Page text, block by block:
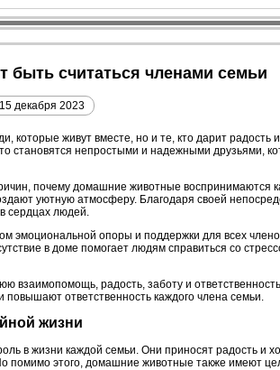
быть считаться членами семьи
15 декабря 2023
которые живут вместе, но и те, кто дарит
становятся непростыми и надежными друзьями,
почему домашние животные воспринимаются
уютную атмосферу. Благодаря своей
сердцах людей.
эмоциональной опоры и поддержки для всех
в доме помогает людям справиться со
взаимопомощь, радость, заботу и
ответственность каждого члена семьи.
жизни
в жизни каждой семьи. Они приносят радость и
помимо этого, домашние животные также имеют